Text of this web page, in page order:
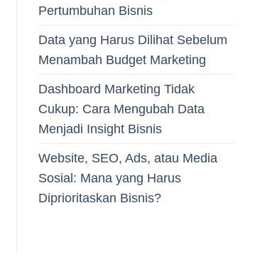
Pertumbuhan Bisnis
Data yang Harus Dilihat Sebelum
Menambah Budget Marketing
Dashboard Marketing Tidak
Cukup: Cara Mengubah Data
Menjadi Insight Bisnis
Website, SEO, Ads, atau Media
Sosial: Mana yang Harus
Diprioritaskan Bisnis?